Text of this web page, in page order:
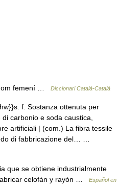
femení … Diccionari Català-Català
f. Sostanza ottenuta per
carbonio e soda caustica,
artificiali | (com.) La fibra tessile
di fabbricazione del… …
que se obtiene industrialmente
celofán y rayón …
Español en